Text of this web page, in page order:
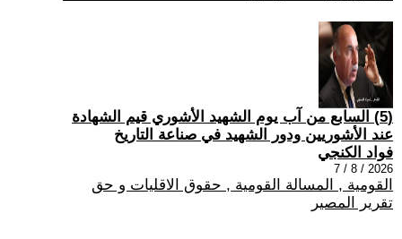
(5) السابع من آب يوم الشهيد الأشوري قيم الشهادة
عند الأشوريين ودور الشهيد في صناعة التاريخ
فواد الكنجي
2026 / 8 / 7
القومية , المسالة القومية , حقوق الاقليات و حق
تقرير المصير